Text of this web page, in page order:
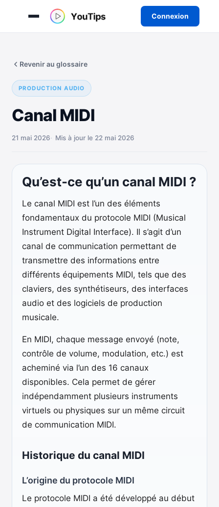
Connexion
contenu
PRODUCTION AUDIO
Canal MIDI
Revenir au glossaire
21 mai 2026 Mis à jour le 22 mai 2026
Qu’est-ce qu’un canal MIDI ?
Le canal MIDI est l’un des éléments
fondamentaux du protocole MIDI (Musical
Instrument Digital Interface). Il s’agit d’un
canal de communication permettant de
transmettre des informations entre
différents équipements MIDI, tels que des
claviers, des synthétiseurs, des interfaces
audio et des logiciels de production
musicale.
En MIDI, chaque message envoyé (note,
contrôle de volume, modulation, etc.) est
acheminé via l’un des 16 canaux
disponibles. Cela permet de gérer
indépendamment plusieurs instruments
virtuels ou physiques sur un même circuit
de communication MIDI.
Historique du canal MIDI
L’origine du protocole MIDI
Le protocole MIDI a été développé au début